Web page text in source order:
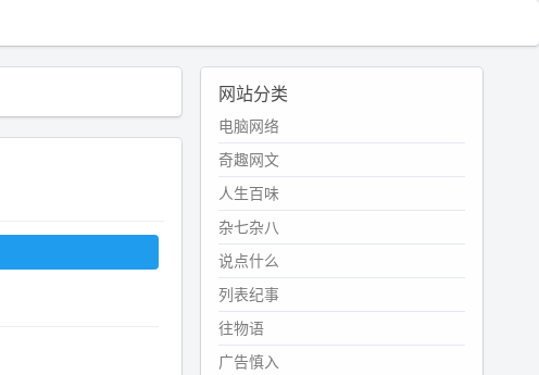
网站分类
电脑网络
奇趣网文
人生百味
杂七杂八
说点什么
列表纪事
往物语
广告慎入